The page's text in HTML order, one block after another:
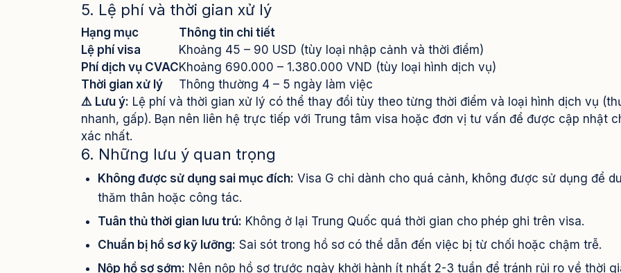
5. Lệ phí và thời gian xử lý
Hạng mục
Thông tin chi tiết
Lệ phí visa
Khoảng 45 – 90 USD (tùy loại nhập cảnh và thời điểm)
Phí dịch vụ CVACKhoảng 690.000 – 1.380.000 VND (tùy loại hình dịch vụ)
Thời gian xử lý
Thông thường 4 – 5 ngày làm việc
⚠️ Lưu ý: Lệ phí và thời gian xử lý có thể thay đổi tùy theo từng thời điểm và loại hình dịch vụ
nhanh, gấp). Bạn nên liên hệ trực tiếp với Trung tâm visa hoặc đơn vị tư vấn để được cập nhật
xác nhất.
6. Những lưu ý quan trọng
Không được sử dụng sai mục đích: Visa G chỉ dành cho quá cảnh, không được sử dụng để
thăm thân hoặc công tác.
Tuân thủ thời gian lưu trú: Không ở lại Trung Quốc quá thời gian cho phép ghi trên visa.
Chuẩn bị hồ sơ kỹ lưỡng: Sai sót trong hồ sơ có thể dẫn đến việc bị từ chối hoặc chậm trễ.
Nộp hồ sơ sớm: Nên nộp hồ sơ trước ngày khởi hành ít nhất 2-3 tuần để tránh rủi ro về thời